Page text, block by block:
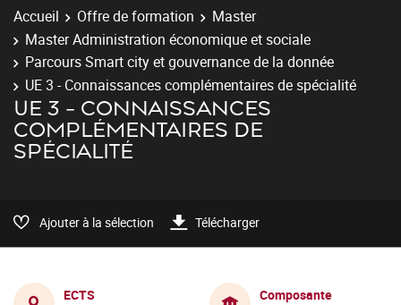
Accueil Offre de formation
Master
Master Administration économique et sociale
Parcours Smart city et gouvernance de la donnée
UE 3 - Connaissances complémentaires de spécialité
UE 3 - CONNAISSANCES
COMPLÉMENTAIRES DE
SPÉCIALITÉ
Ajouter à la sélection Télécharger
ECTS
Composante